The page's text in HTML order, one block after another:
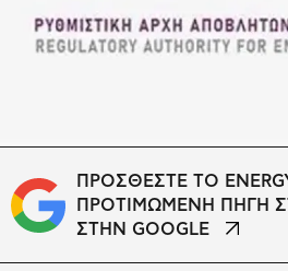
ΠΡΟΣΘΕΣΤΕ ΤΟ
ΠΡΟΤΙΜΩΜΕΝΗ ΠΗΓΗ
ΣΤΗΝ GOOGLE